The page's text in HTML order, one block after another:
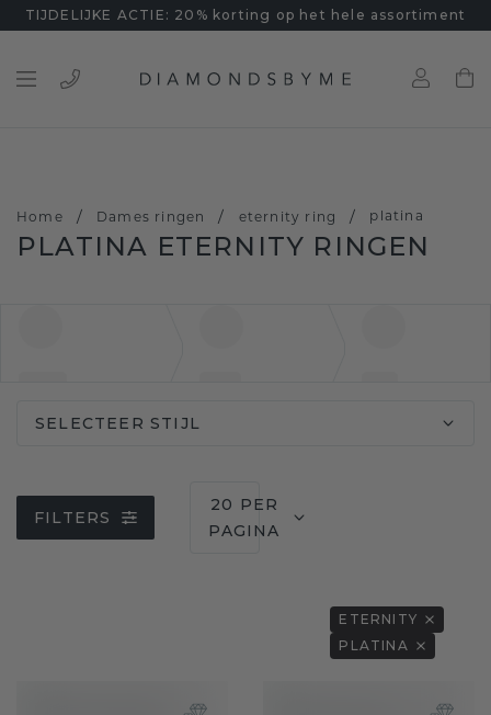
TIJDELIJKE ACTIE: 20% korting op het hele assortiment
Home / Dames ringen / eternity ring / platina
PLATINA ETERNITY RINGEN
SELECTEER STIJL
FILTERS
20 PER
PAGINA
ETERNITY
PLATINA